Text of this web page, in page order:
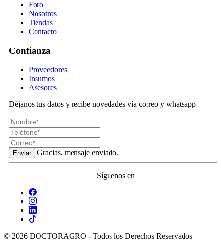
Foro
Nosotros
Tiendas
Contacto
Confianza
Proveedores
Insumos
Asesores
Déjanos tus datos y recibe novedades vía correo y whatsapp
Enviar Gracias, mensaje enviado.
Síguenos en
© 2026 DOCTORAGRO - Todos los Derechos Reservados